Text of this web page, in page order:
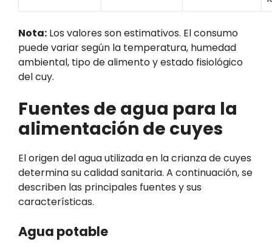
Nota: Los valores son estimativos. El consumo
puede variar según la temperatura, humedad
ambiental, tipo de alimento y estado fisiológico
del cuy.
Fuentes de agua para la
alimentación de cuyes
El origen del agua utilizada en la crianza de cuyes
determina su calidad sanitaria. A continuación, se
describen las principales fuentes y sus
características.
Agua potable